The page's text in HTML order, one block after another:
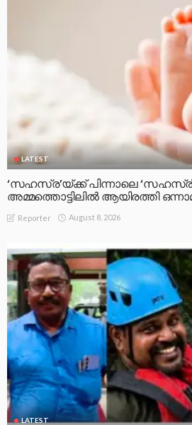
LATEST
‘സഹസ്ര’യ്ക്ക് പിന്നാലെ
അമ്മത്തൊട്ടിലിൽ ആയിരത്തി
Reporter August 8, 2026
LATEST